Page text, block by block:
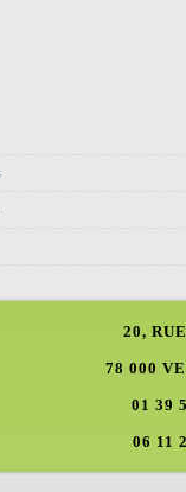
20,
78 000
01 39
06 11